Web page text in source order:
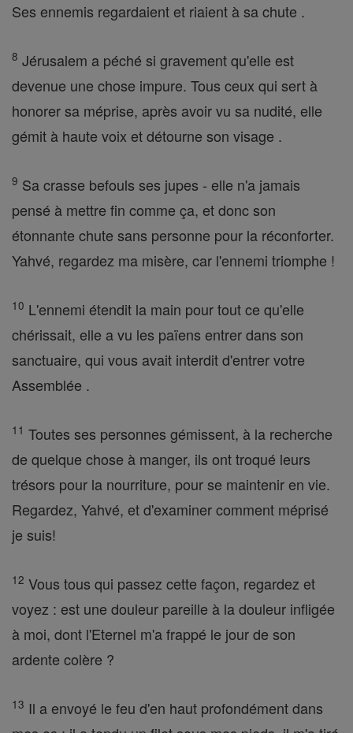
Ses ennemis regardaient et riaient à sa chute .
8 Jérusalem a péché si gravement qu'elle est
devenue une chose impure. Tous ceux qui sert à
honorer sa méprise, après avoir vu sa nudité, elle
gémit à haute voix et détourne son visage .
9 Sa crasse befouls ses jupes - elle n'a jamais
pensé à mettre fin comme ça, et donc son
étonnante chute sans personne pour la réconforter.
Yahvé, regardez ma misère, car l'ennemi triomphe !
10 L'ennemi étendit la main pour tout ce qu'elle
chérissait, elle a vu les païens entrer dans son
sanctuaire, qui vous avait interdit d'entrer votre
Assemblée .
11 Toutes ses personnes gémissent, à la recherche
de quelque chose à manger, ils ont troqué leurs
trésors pour la nourriture, pour se maintenir en vie.
Regardez, Yahvé, et d'examiner comment méprisé
je suis!
12 Vous tous qui passez cette façon, regardez et
voyez : est une douleur pareille à la douleur infligée
à moi, dont l'Eternel m'a frappé le jour de son
ardente colère ?
13 Il a envoyé le feu d'en haut profondément dans